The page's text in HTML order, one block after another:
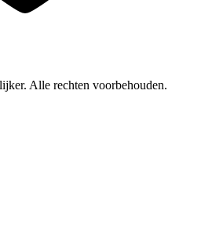
Alle rechten voorbehouden.